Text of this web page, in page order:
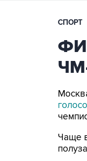
СПОРТ
Чаще